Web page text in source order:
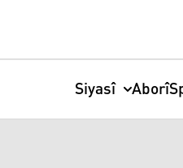
Siyasî Aborî